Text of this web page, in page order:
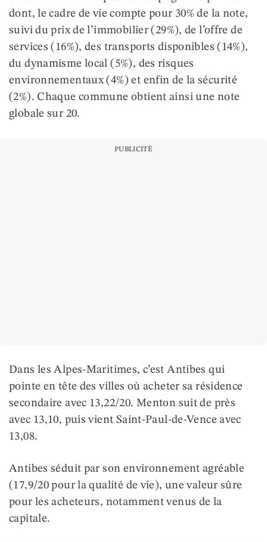
dont, le cadre de vie compte pour 30% de la note,
suivi duprix de l’immobilier (29%), de l’offre de
services (16%), des transports disponibles (14%),
du dynamisme local (5%), des risques
environnementaux (4%) et enfin de la sécurité
(2%). Chaque commune obtient ainsi une note
globale sur 20.
PUBLICITÉ
Dans les Alpes-Maritimes, c’est Antibes qui
pointe en tête des villes où acheter sa résidence
secondaire avec 13,22/20. Menton suit de près
avec 13,10, puis vient Saint-Paul-de-Vence avec
13,08.
Antibes séduit par son environnement agréable
(17,9/20 pour la qualité de vie), une valeur sûre
pour les acheteurs, notamment venus de la
capitale.